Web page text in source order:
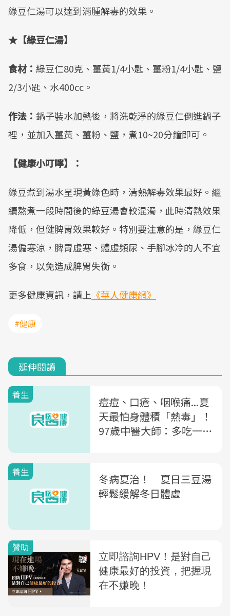
綠豆仁湯可以達到消腫解毒的效果。
★【綠豆仁湯】
食材： 綠豆仁80克、薑黃1/4小匙、薑粉1/4小匙、鹽
2/3小匙、水400cc。
作法： 鍋子裝水加熱後，將洗乾淨的綠豆仁倒進鍋子
裡，並加入薑黃、薑粉、鹽，煮10~20分鐘即可。
【健康小叮嚀】：
綠豆煮到湯水呈現黃綠色時，清熱解毒效果最好。繼
續熬煮一段時間後的綠豆湯會較混濁，此時清熱效果
降低，但健脾胃效果較好。特別要注意的是，綠豆仁
湯偏寒涼，脾胃虛寒、體虛頻尿、手腳冰冷的人不宜
多食，以免造成脾胃失衡。
更多健康資訊，請上 《華人健康網》
#健康
延伸閱讀
養生
痘痘、口瘡、咽喉痛...夏
天最怕身體積「熱毒」！
97歲中醫大師：多吃一種
養生
冬病夏治！ 夏日三豆湯
輕鬆緩解冬日體虛